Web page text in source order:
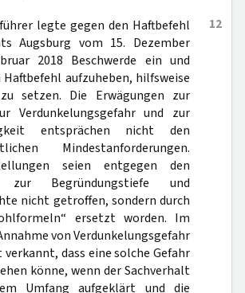
12
legte gegen den Haftbefehl
Augsburg vom 15. Dezember
2018 Beschwerde ein und
aufzuheben, hilfsweise
setzen. Die Erwägungen zur
Verdunkelungsgefahr und zur
entsprächen nicht den
Mindestanforderungen.
seien entgegen den
zur Begründungstiefe und
nicht getroffen, sondern durch
ersetzt worden. Im
von Verdunkelungsgefahr
verkannt, dass eine solche Gefahr
könne, wenn der Sachverhalt
Umfang aufgeklärt und die